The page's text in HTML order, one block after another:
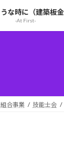
な時に（建築板金
-At First-
組合事業 技能士会